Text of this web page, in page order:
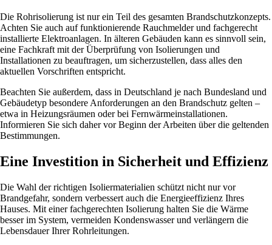
Die Rohrisolierung ist nur ein Teil des gesamten Brandschutzkonzepts.
Achten Sie auch auf funktionierende Rauchmelder und fachgerecht
installierte Elektroanlagen. In älteren Gebäuden kann es sinnvoll sein,
eine Fachkraft mit der Überprüfung von Isolierungen und
Installationen zu beauftragen, um sicherzustellen, dass alles den
aktuellen Vorschriften entspricht.
Beachten Sie außerdem, dass in Deutschland je nach Bundesland und
Gebäudetyp besondere Anforderungen an den Brandschutz gelten –
etwa in Heizungsräumen oder bei Fernwärmeinstallationen.
Informieren Sie sich daher vor Beginn der Arbeiten über die geltenden
Bestimmungen.
Eine Investition in Sicherheit und Effizienz
Die Wahl der richtigen Isoliermaterialien schützt nicht nur vor
Brandgefahr, sondern verbessert auch die Energieeffizienz Ihres
Hauses. Mit einer fachgerechten Isolierung halten Sie die Wärme
besser im System, vermeiden Kondenswasser und verlängern die
Lebensdauer Ihrer Rohrleitungen.